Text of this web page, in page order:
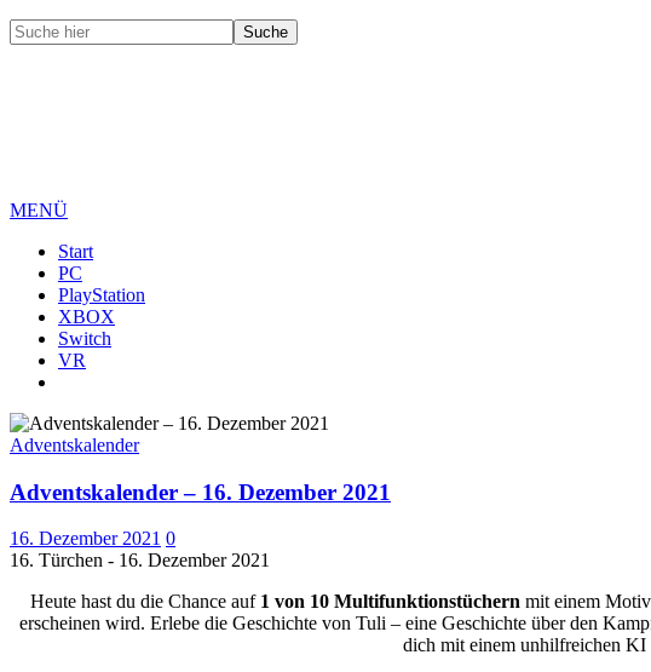
MENÜ
Start
PC
PlayStation
XBOX
Switch
VR
Adventskalender
Adventskalender – 16. Dezember 2021
16. Dezember 2021 0
16. Türchen - 16. Dezember 2021
Heute hast du die Chance auf 1 von 10 Multifunktionstüchernmit einem Motiv
erscheinen wird. Erlebe die Geschichte von Tuli – eine Geschichte über den
dich mit einem unhilfreichen KI